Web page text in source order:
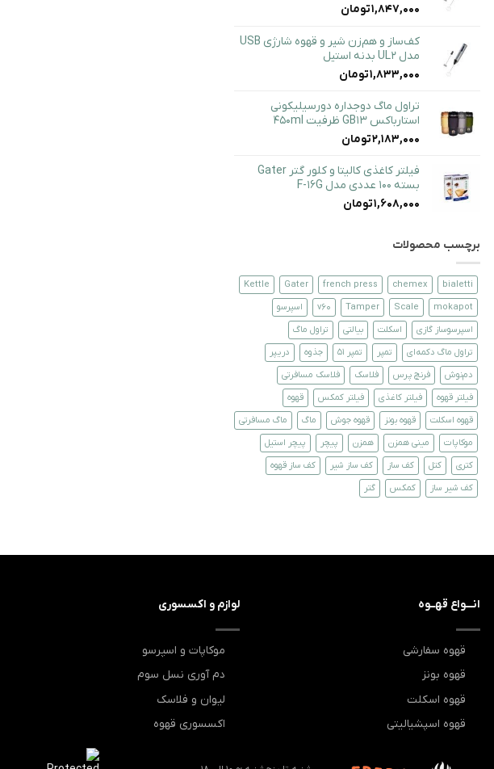
1,847,000تومان
کف‌ساز و هم‌زن شیر و قهوه شارژی USB
مدل UL2 بدنه استیل
1,833,000تومان
تراول ماگ دوجداره دورسیلیکونی
استارباکس GB13 ظرفیت 450ml
2,183,000تومان
فیلتر کاغذی کالیتا و کلور گتر Gater
بسته 100 عددی مدل F-16G
1,608,000تومان
برچسب محصولات
bialetti
chemex
french press
Gater
Kettle
mokapot
Scale
Tamper
v60
اسپرسو
اسپرسوساز گازی
اسکلت بیالتی
تراول ماگ
تراول ماگ دکمه‌ای
تمپر تمپر 51 جذوه
دریپر
دم‌نوش
فرنچ پرس فلاسک
فلاسک مسافرتی
فیلتر قهوه
فیلتر کاغذی فیلتر کمکس
قهوه
قهوه اسکلت
قهوه بونز قهوه جوش ماگ
ماگ مسافرتی
موکاپات
مینی همزن همزن پیچر
پیچر استیل
کتری
کتل کف ساز کف ساز شیر
کف ساز قهوه
کف شیر ساز
کمکس گتر
انـــواع قهــوه
قهوه سفارشی
قهوه بونز
قهوه اسکلت
قهوه اسپشیالیتی
لوازم و اکسسوری
موکاپات و اسپرسو
دم آوری نسل سوم
لیوان و فلاسک
اکسسوری قهوه